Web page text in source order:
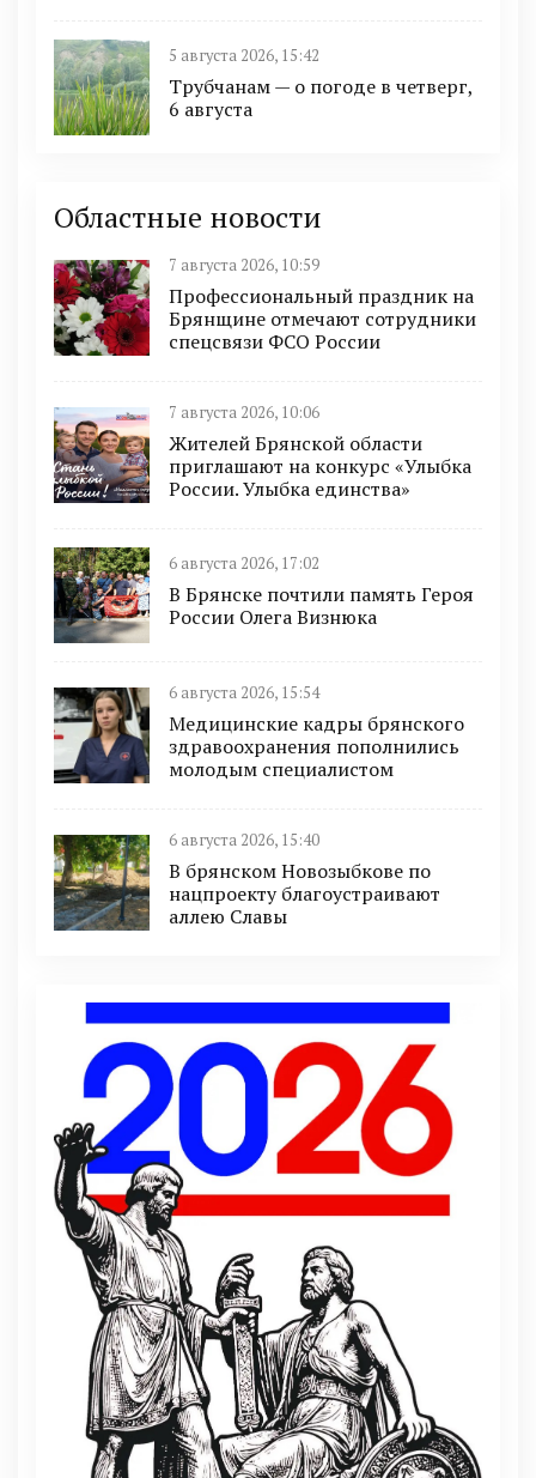
5 августа 2026, 15:42
Трубчанам — о погоде в четверг,
6 августа
Областные новости
7 августа 2026, 10:59
Профессиональный праздник на
Брянщине отмечают сотрудники
спецсвязи ФСО России
7 августа 2026, 10:06
Жителей Брянской области
приглашают на конкурс «Улыбка
России. Улыбка единства»
6 августа 2026, 17:02
В Брянске почтили память Героя
России Олега Визнюка
6 августа 2026, 15:54
Медицинские кадры брянского
здравоохранения пополнились
молодым специалистом
6 августа 2026, 15:40
В брянском Новозыбкове по
нацпроекту благоустраивают
аллею Славы